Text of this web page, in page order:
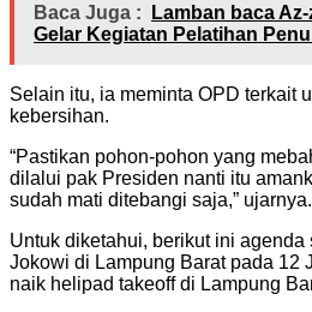
Baca Juga :
Lamban baca
Gelar Kegiatan Pelatihan
Selain itu, ia meminta OPD terkait
kebersihan.
“Pastikan pohon-pohon yang
dilalui pak Presiden nanti itu
sudah mati ditebangi saja,” ujarnya.
Untuk diketahui, berikut ini agenda
Jokowi di Lampung Barat pada 12
naik helipad takeoff di Lampung